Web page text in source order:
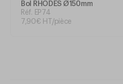
Bol RHODES Ø150mm
Réf. EP74
7,90€ HT/pièce